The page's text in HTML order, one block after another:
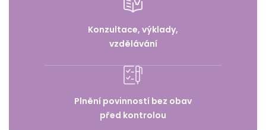
Konzultace, výklady,
vzdělávání
Plnění povinností bez obav
před kontrolou